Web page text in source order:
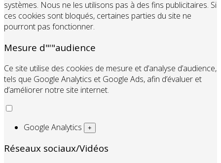
systèmes. Nous ne les utilisons pas à des fins publicitaires. Si
ces cookies sont bloqués, certaines parties du site ne
pourront pas fonctionner.
Mesure d"'"audience
Ce site utilise des cookies de mesure et d’analyse d’audience,
tels que Google Analytics et Google Ads, afin d’évaluer et
d’améliorer notre site internet.
Google Analytics +
Réseaux sociaux/Vidéos